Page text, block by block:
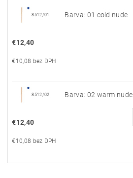
8512/01 Barva: 01 cold nude
€12,40
€10,08 bez DPH
8512/02 Barva: 02 warm nude
€12,40
€10,08 bez DPH